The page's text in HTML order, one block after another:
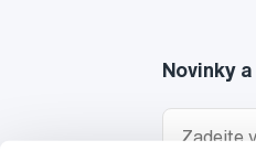
Novinky